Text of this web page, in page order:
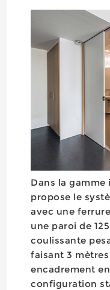
Dans la
propose le
avec une
une paroi de
coulissante
faisant 3
encadrement
configuration